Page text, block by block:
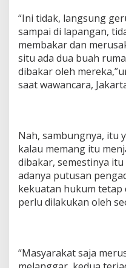
“Ini tidak, langsung
sampai di lapangan,
membakar dan
situ ada dua buah
dibakar oleh
saat wawancara,
Nah, sambungnya, itu
kalau memang itu
dibakar, semestinya
adanya putusan
kekuatan hukum tetap
perlu dilakukan oleh
“Masyarakat saja